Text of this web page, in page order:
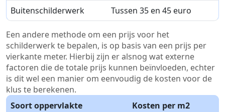
Buitenschilderwerk
Tussen 35 en 45 euro
Een andere methode om een prijs voor het
schilderwerk te bepalen, is op basis van een prijs per
vierkante meter. Hierbij zijn er alsnog wat externe
factoren die de totale prijs kunnen beïnvloeden, echter
is dit wel een manier om eenvoudig de kosten voor de
klus te berekenen.
Soort oppervlakte
Kosten per m2